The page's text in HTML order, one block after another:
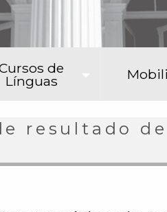
de
Línguas
resultado